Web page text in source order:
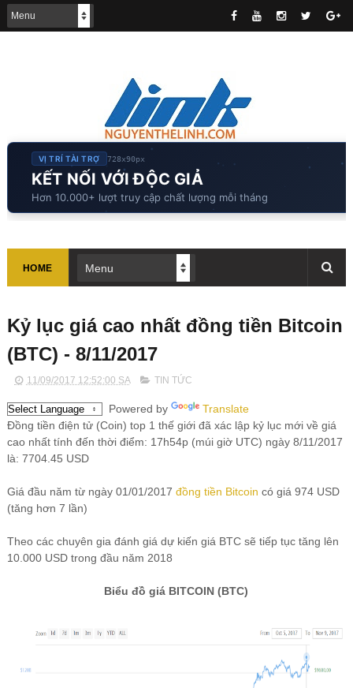
VỊ TRÍ TÀI TRỢ 728x90px
KẾT NỐI VỚI ĐỘC GIẢ
Hơn 10.000+ lượt truy cập chất lượng mỗi tháng
HOME
Kỷ lục giá cao nhất đồng tiền Bitcoin
(BTC) - 8/11/2017
11/09/2017 12:52:00 SA TIN TỨC
Powered by
Translate
Đồng tiền điện tử (Coin) top 1 thế giới đã xác lập kỷ lục mới về giá
cao nhất tính đến thời điểm: 17h54p (múi giờ UTC) ngày 8/11/2017
là: 7704.45 USD
Giá đầu năm từ ngày 01/01/2017 đồng tiền Bitcoin có giá 974 USD
(tăng hơn 7 lần)
Theo các chuyên gia đánh giá dự kiến giá BTC sẽ tiếp tục tăng lên
10.000 USD trong đầu năm 2018
Biểu đồ giá BITCOIN (BTC)